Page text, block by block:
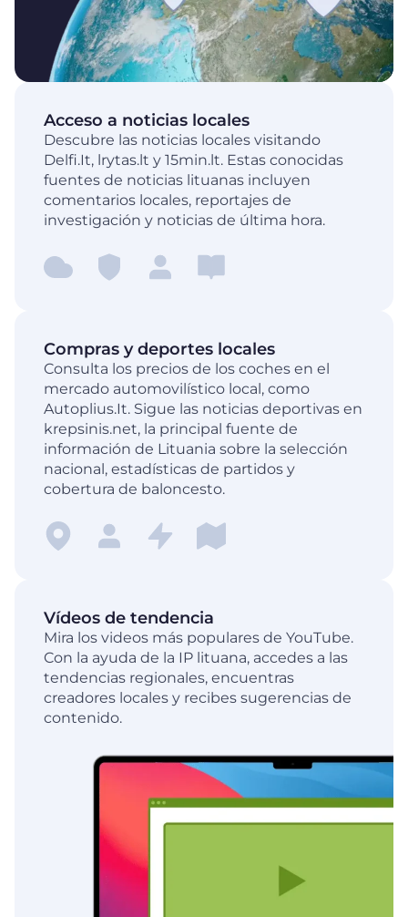
Acceso a noticias locales
Descubre las noticias locales visitando
Delfi.It, lrytas.lt y 15min.lt. Estas conocidas
fuentes de noticias lituanas incluyen
comentarios locales, reportajes de
investigación y noticias de última hora.
Compras y deportes locales
Consulta los precios de los coches en el
mercado automovilístico local, como
Autoplius.It. Sigue las noticias deportivas en
krepsinis.net, la principal fuente de
información de Lituania sobre la selección
nacional, estadísticas de partidos y
cobertura de baloncesto.
Vídeos de tendencia
Mira los videos más populares de YouTube.
Con la ayuda de la IP lituana, accedes a las
tendencias regionales, encuentras
creadores locales y recibes sugerencias de
contenido.